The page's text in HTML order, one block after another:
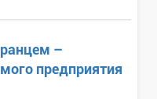
–
предприятия